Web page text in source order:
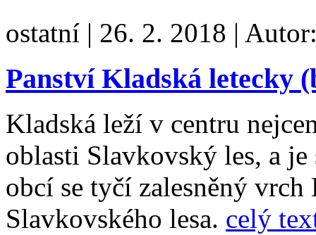
ostatní | 26. 2. 2018 |
Panství Kladská letecky
Kladská leží v centru
oblasti Slavkovský les, a
obcí se tyčí zalesněný
Slavkovského lesa. celý